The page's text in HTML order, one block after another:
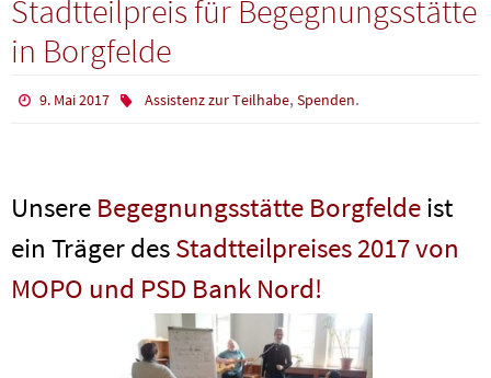
Stadtteilpreis für Begegnungsstätte
in Borgfelde
9. Mai 2017 Assistenz zur Teilhabe, Spenden.
Unsere Begegnungsstätte Borgfeldeist
ein Träger desStadtteilpreises 2017 von
MOPO und PSD Bank Nord!